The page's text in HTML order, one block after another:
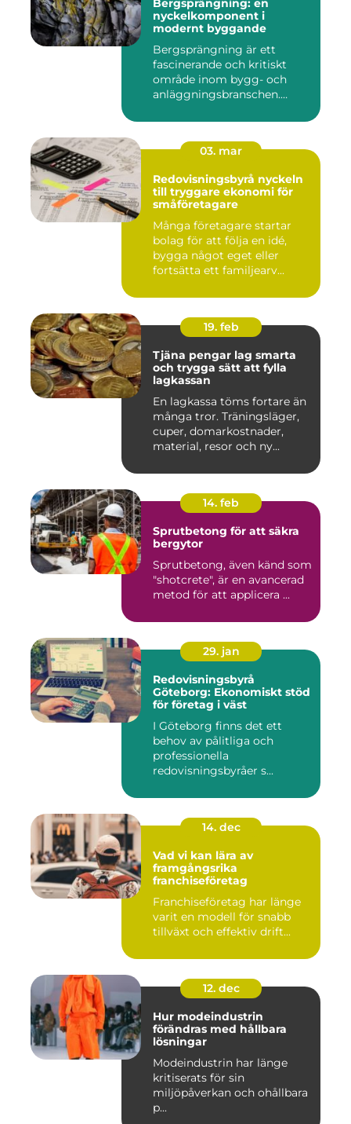
Bergsprängning: en
nyckelkomponent i
modernt byggande
Bergsprängning är ett
fascinerande och kritiskt
område inom bygg- och
anläggningsbranschen.
03. mar
Redovisningsbyrå nyckeln
till tryggare ekonomi för
småföretagare
Många företagare startar
bolag för att följa en idé,
bygga något eget eller
fortsätta ett familjearv...
19. feb
Tjäna pengar lag smarta
och trygga sätt att fylla
lagkassan
En lagkassa töms fortare än
många tror. Träningsläger,
cuper, domarkostnader,
material, resor och ny...
14. feb
Sprutbetong för att säkra
bergytor
Sprutbetong, även känd som
"shotcrete", är en avancerad
metod för att applicera ...
29. jan
Redovisningsbyrå
Göteborg: Ekonomiskt stöd
för företag i väst
I Göteborg finns det ett
behov av pålitliga och
professionella
redovisningsbyråer s...
14. dec
Vad vi kan lära av
framgångsrika
franchiseföretag
Franchiseföretag har länge
varit en modell för snabb
tillväxt och effektiv drift...
12. dec
Hur modeindustrin
förändras med hållbara
lösningar
Modeindustrin har länge
kritiserats för sin
miljöpåverkan och ohållbara
p...